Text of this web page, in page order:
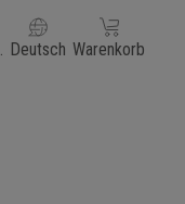
Merkzettel
Staaten von Amerika
Deutsch Warenkorb
Warenkorb